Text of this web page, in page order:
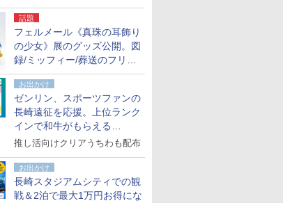
でアサートン高原の日本語ガ
イド付きツアーに参加してみ
た
話題
フェルメール《真珠の耳飾り
の少女》展のグッズ公開。図
録/ミッフィー/葬送のフリー
レンほか、注目ブランドコラ
ボが実現
お出かけ
ゼンリン、スポーツファンの
長崎遠征を応援。上位ランク
インで和牛がもらえる
「GO！GO！長崎スタンプラ
推し活向けクリアうちわも配布
お出かけ
長崎スタジアムシティでの観
戦＆2泊で最大1万円お得にな